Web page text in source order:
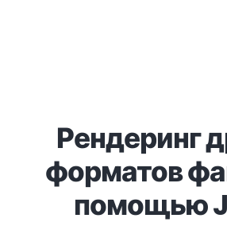
Рендеринг
форматов
помощью